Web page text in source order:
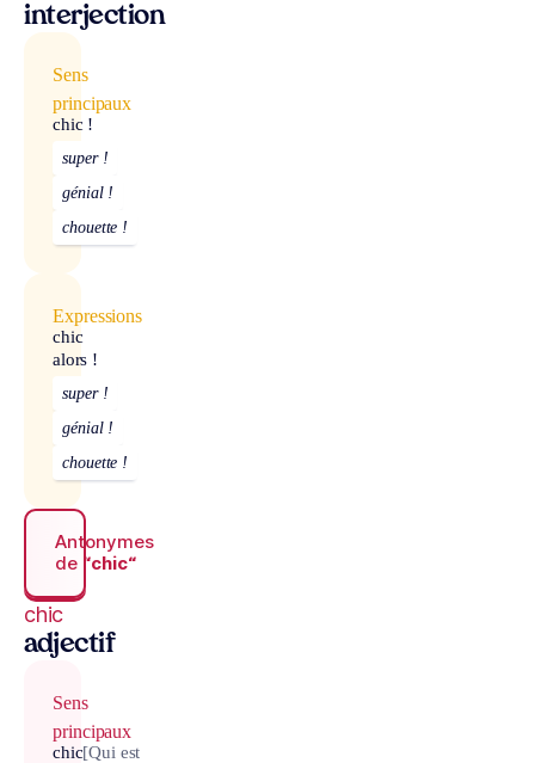
interjection
Sens
principaux
chic !
super !
génial !
chouette !
Expressions
chic
alors !
super !
génial !
chouette !
Antonymes
de “chic“
chic
adjectif
Sens
principaux
chic[Qui est